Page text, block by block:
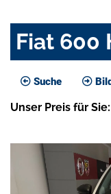
Fiat 600
Suche
Unser Preis für Sie: